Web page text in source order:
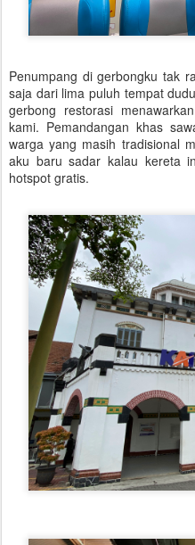
Penumpang di gerbongku tak
saja dari lima puluh tempat
gerbong restorasi
kami. Pemandangan khas
warga yang masih tradisional
aku baru sadar kalau kereta
hotspot gratis.